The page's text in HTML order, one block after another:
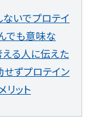
ないでプロテイ
でも意味な
える人に伝えた
せずプロテイン
リット